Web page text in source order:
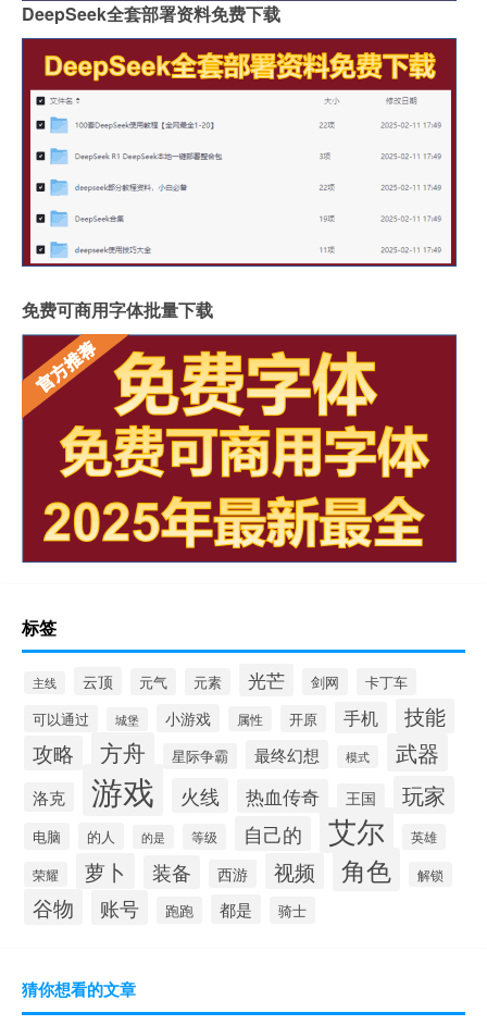
DeepSeek全套部署资料免费下载
免费可商用字体批量下载
标签
主线 云顶 元气 元素 光芒 剑网
卡丁车
可以通过
城堡 小游戏 属性 开原 手机
技能
攻略
方舟 星际争霸 最终幻想 模式 武器
洛克 游戏 火线 热血传奇 王国 玩家
电脑 的人 的是 等级 自己的 艾尔 英雄
荣耀 萝卜 装备 西游 视频 角色 解锁
谷物 账号 跑跑 都是 骑士
猜你想看的文章